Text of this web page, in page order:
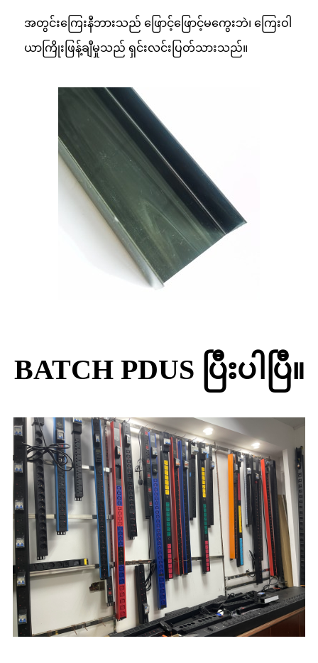
အတွင်းကြေးနီဘားသည် ဖြောင့်ဖြောင့်မကွေးဘဲ၊ ကြေးဝါ
ယာကြိုးဖြန့်ချီမှုသည် ရှင်းလင်းပြတ်သားသည်။
BATCH PDUS ပြီးပါပြီ။